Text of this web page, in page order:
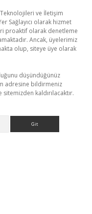
Teknolojileri ve İletişim
Sağlayıcı olarak hizmet
proaktif olarak denetleme
Ancak, üyelerimiz
olup, siteye üye olarak
düşündüğünüz
adresine bildirmeniz
kaldırılacaktır.